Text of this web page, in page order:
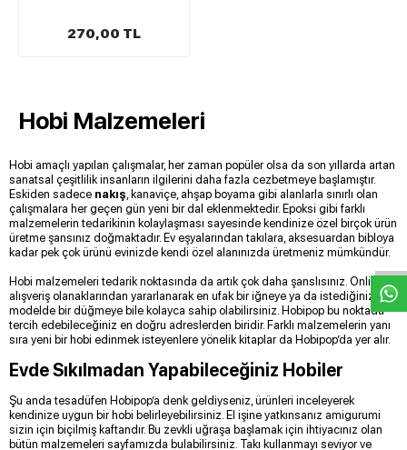
W
h
t
s
a
p
p
D
e
s
e
H
a
t
t
270,00 TL
Hobi Malzemeleri
Hobi amaçlı yapılan çalışmalar, her zaman popüler olsa da son yıllarda artan
sanatsal çeşitlilik insanların ilgilerini daha fazla cezbetmeye başlamıştır.
Eskiden sadece nakış , kanaviçe, ahşap boyama gibi alanlarla sınırlı olan
çalışmalara her geçen gün yeni bir dal eklenmektedir. Epoksi gibi farklı
malzemelerin tedarikinin kolaylaşması sayesinde kendinize özel birçok ürün
üretme şansınız doğmaktadır. Ev eşyalarından takılara, aksesuardan bibloya
kadar pek çok ürünü evinizde kendi özel alanınızda üretmeniz mümkündür.
Hobi malzemeleri tedarik noktasında da artık çok daha şanslısınız. Online
alışveriş olanaklarından yararlanarak en ufak bir iğneye ya da istediğiniz
modelde bir düğmeye bile kolayca sahip olabilirsiniz. Hobipop bu noktada
tercih edebileceğiniz en doğru adreslerden biridir. Farklı malzemelerin yanı
sıra yeni bir hobi edinmek isteyenlere yönelik kitaplar da Hobipop’da yer alır.
Evde Sıkılmadan Yapabileceğiniz Hobiler
Şu anda tesadüfen Hobipop’a denk geldiyseniz, ürünleri inceleyerek
kendinize uygun bir hobi belirleyebilirsiniz. El işine yatkınsanız amigurumi
sizin için biçilmiş kaftandır. Bu zevkli uğraşa başlamak için ihtiyacınız olan
bütün malzemeleri sayfamızda bulabilirsiniz. Takı kullanmayı seviyor ve